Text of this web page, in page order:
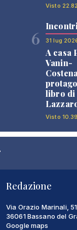
Visto
6
Incontri
31 lug
A casa
Vanin-
libro di
Visto
Redazione
Via Orazio Marinali,
36061 Bassano del
Google maps